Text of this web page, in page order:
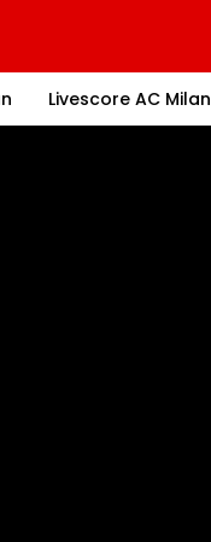
Livescore AC Milan